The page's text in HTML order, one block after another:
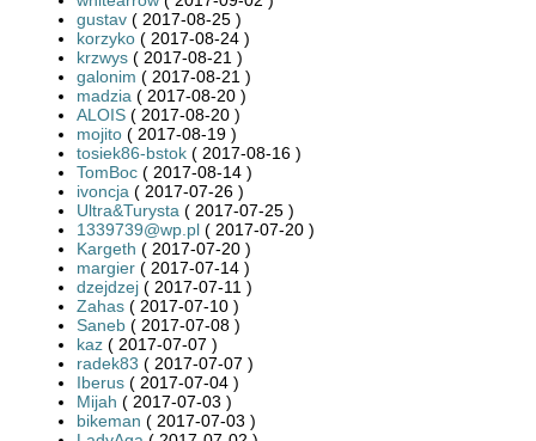
gustav ( 2017-08-25 )
korzyko ( 2017-08-24 )
krzwys ( 2017-08-21 )
galonim ( 2017-08-21 )
madzia ( 2017-08-20 )
ALOIS ( 2017-08-20 )
mojito ( 2017-08-19 )
tosiek86-bstok ( 2017-08-16 )
TomBoc ( 2017-08-14 )
ivoncja ( 2017-07-26 )
Ultra&Turysta ( 2017-07-25 )
1339739@wp.pl ( 2017-07-20 )
Kargeth ( 2017-07-20 )
margier ( 2017-07-14 )
dzejdzej ( 2017-07-11 )
Zahas ( 2017-07-10 )
Saneb ( 2017-07-08 )
kaz ( 2017-07-07 )
radek83 ( 2017-07-07 )
Iberus ( 2017-07-04 )
Mijah ( 2017-07-03 )
bikeman ( 2017-07-03 )